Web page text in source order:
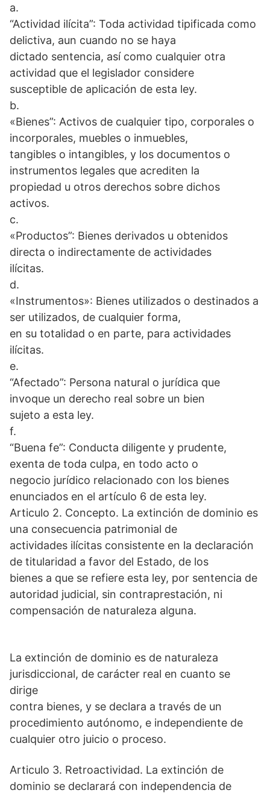
a.
“Actividad ilícita”: Toda actividad tipificada como
delictiva, aun cuando no se haya
dictado sentencia, así como cualquier otra
actividad que el legislador considere
susceptible de aplicación de esta ley.
b.
«Bienes”: Activos de cualquier tipo, corporales o
incorporales, muebles o inmuebles,
tangibles o intangibles, y los documentos o
instrumentos legales que acrediten la
propiedad u otros derechos sobre dichos
activos.
c.
«Productos”: Bienes derivados u obtenidos
directa o indirectamente de actividades
ilícitas.
d.
«Instrumentos»: Bienes utilizados o destinados a
ser utilizados, de cualquier forma,
en su totalidad o en parte, para actividades
ilícitas.
e.
“Afectado”: Persona natural o jurídica que
invoque un derecho real sobre un bien
sujeto a esta ley.
f.
“Buena fe”: Conducta diligente y prudente,
exenta de toda culpa, en todo acto o
negocio jurídico relacionado con los bienes
enunciados en el artículo 6 de esta ley.
Articulo 2. Concepto. La extinción de dominio es
una consecuencia patrimonial de
actividades ilícitas consistente en la declaración
de titularidad a favor del Estado, de los
bienes a que se refiere esta ley, por sentencia de
autoridad judicial, sin contraprestación, ni
compensación de naturaleza alguna.
La extinción de dominio es de naturaleza
jurisdiccional, de carácter real en cuanto se
dirige
contra bienes, y se declara a través de un
procedimiento autónomo, e independiente de
cualquier otro juicio o proceso.
Articulo 3. Retroactividad. La extinción de
dominio se declarará con independencia de